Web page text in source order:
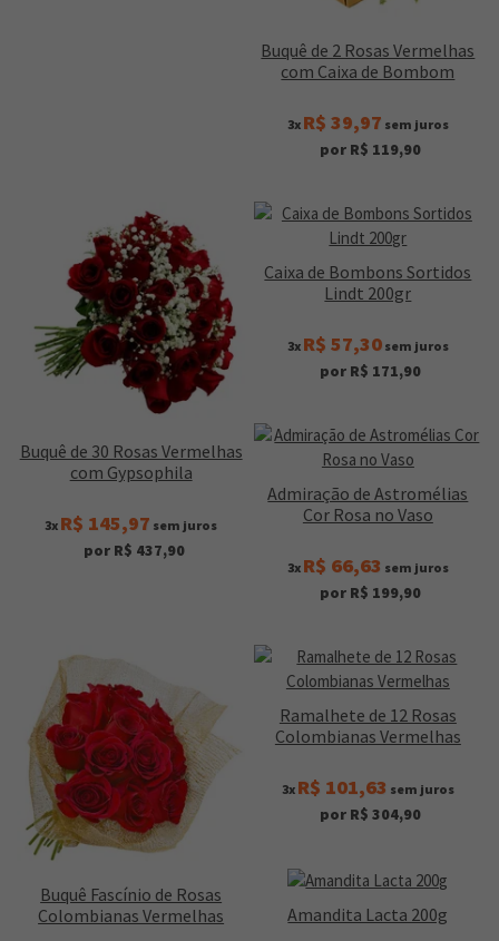
Buquê de 2 Rosas Vermelhas
com Caixa de Bombom
3x R$ 39,97 sem juros
por R$ 119,90
Buquê de 30 Rosas Vermelhas
com Gypsophila
3x R$ 145,97 sem juros
por R$ 437,90
Caixa de Bombons Sortidos
Lindt 200gr
3x R$ 57,30sem juros
por R$ 171,90
Admiração de Astromélias
Cor Rosa no Vaso
3x R$ 66,63 sem juros
por R$ 199,90
Buquê Fascínio de Rosas
Colombianas Vermelhas
Ramalhete de 12 Rosas
Colombianas Vermelhas
3x R$ 101,63 sem juros
por R$ 304,90
Amandita Lacta 200g